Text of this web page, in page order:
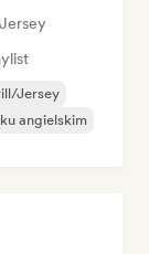
Jersey
angielskim